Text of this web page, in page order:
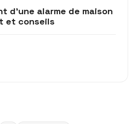
d’une alarme de maison
et conseils